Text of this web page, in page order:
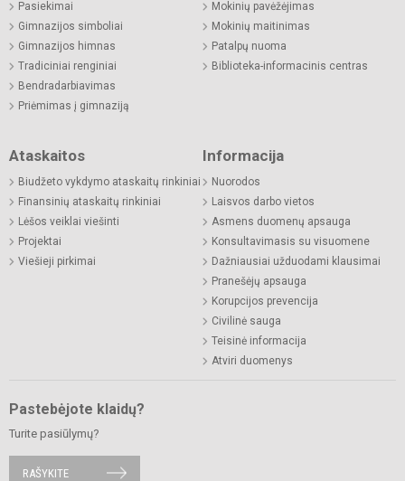
Pasiekimai
Gimnazijos simboliai
Gimnazijos himnas
Tradiciniai renginiai
Bendradarbiavimas
Priėmimas į gimnaziją
Mokinių pavėžėjimas
Mokinių maitinimas
Patalpų nuoma
Biblioteka-informacinis centras
Ataskaitos
Biudžeto vykdymo ataskaitų rinkiniai
Finansinių ataskaitų rinkiniai
Lėšos veiklai viešinti
Projektai
Viešieji pirkimai
Informacija
Nuorodos
Laisvos darbo vietos
Asmens duomenų apsauga
Konsultavimasis su visuomene
Dažniausiai užduodami klausimai
Pranešėjų apsauga
Korupcijos prevencija
Civilinė sauga
Teisinė informacija
Atviri duomenys
Pastebėjote klaidų?
Turite pasiūlymų?
RAŠYKITE